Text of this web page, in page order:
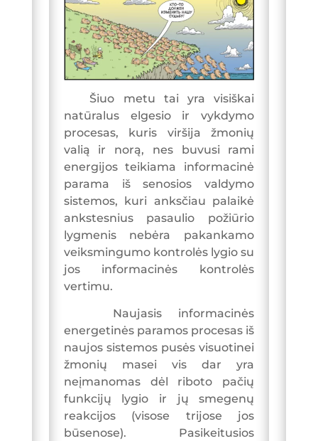
Šiuo metu tai yra visiškai
natūralus elgesio ir vykdymo
procesas, kuris viršija žmonių
valią ir norą, nes buvusi rami
energijos teikiama informacinė
parama iš senosios valdymo
sistemos, kuri anksčiau palaikė
ankstesnius pasaulio požiūrio
lygmenis nebėra pakankamo
veiksmingumo kontrolės lygio su
jos informacinės kontrolės
vertimu.
Naujasis informacinės
energetinės paramos procesas iš
naujos sistemos pusės visuotinei
žmonių masei vis dar yra
neįmanomas dėl riboto pačių
funkcijų lygio ir jų smegenų
reakcijos (visose trijose jos
būsenose). Pasikeitusios